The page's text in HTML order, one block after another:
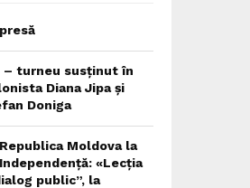
– turneu susținut în
Diana Jipa și
Doniga
Moldova la
«Lecția
public”, la